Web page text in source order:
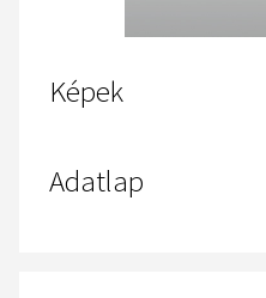
Képek
Adatlap